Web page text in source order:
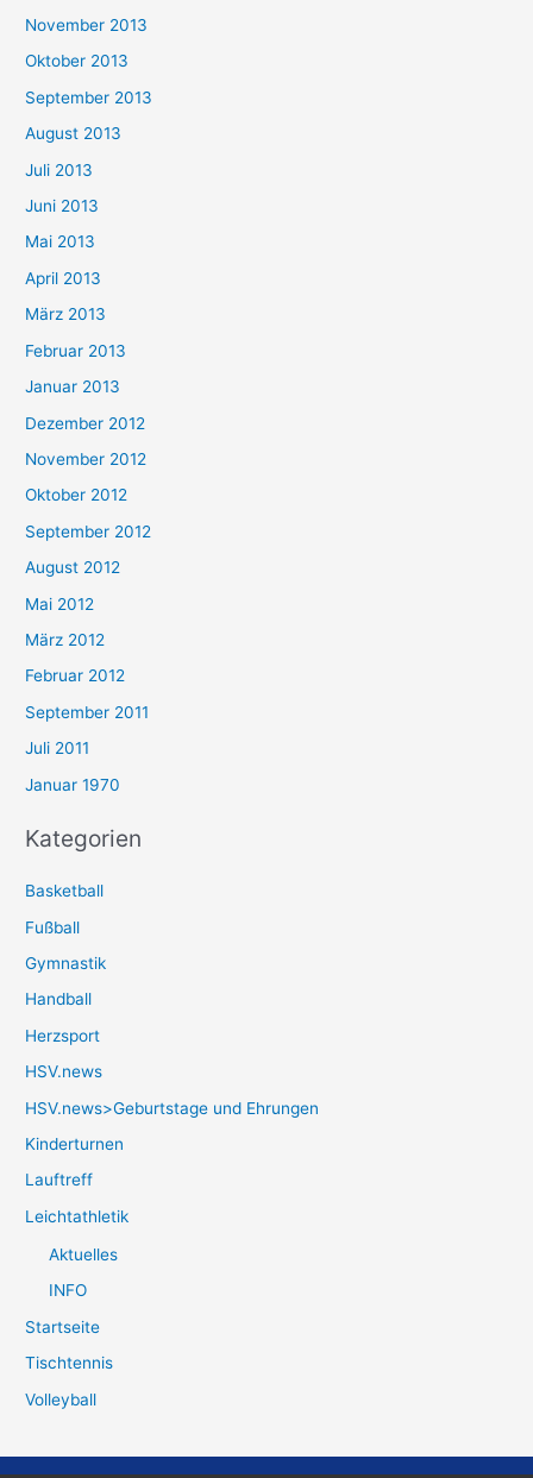
November 2013
Oktober 2013
September 2013
August 2013
Juli 2013
Juni 2013
Mai 2013
April 2013
März 2013
Februar 2013
Januar 2013
Dezember 2012
November 2012
Oktober 2012
September 2012
August 2012
Mai 2012
März 2012
Februar 2012
September 2011
Juli 2011
Januar 1970
Kategorien
Basketball
Fußball
Gymnastik
Handball
Herzsport
HSV.news
HSV.news>Geburtstage und Ehrungen
Kinderturnen
Lauftreff
Leichtathletik
Aktuelles
INFO
Startseite
Tischtennis
Volleyball